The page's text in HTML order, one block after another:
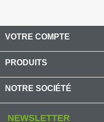
VOTRE COMPTE
PRODUITS
NOTRE SOCIÉTÉ
NEWSLETTER